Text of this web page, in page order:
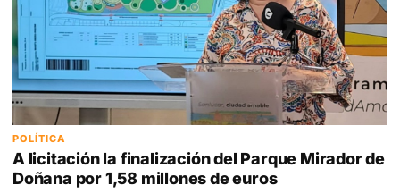
POLÍTICA
A licitación la finalización del Parque Mirador de
Doñana por 1,58 millones de euros